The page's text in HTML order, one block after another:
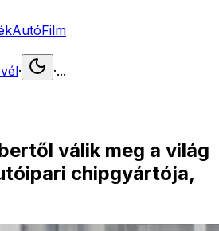
AutóFilm
· ·...
válik meg a világ
chipgyártója,